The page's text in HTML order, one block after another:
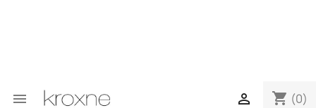
 shopping_cart (0)
